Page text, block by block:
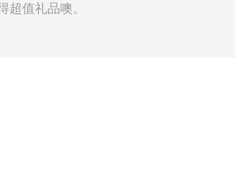
超值礼品噢。